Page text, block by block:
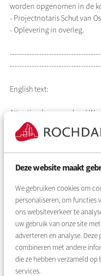
Deze website maakt
We gebruiken cookies om
personaliseren, om functies
ons websiteverkeer te
uw gebruik van onze site
adverteren en analyse.
combineren met andere
die ze hebben verzameld op
services.
worden opgenomen in de
- Projectnotaris Schut van
- Oplevering in overleg.
English text:
Attention home seekers!
apartment of 51.8 m² with
approximately 43 m². The
unit in the attic and a
ground floor. Enjoy the
location on a quiet street in
Through the shared
apartment. You enter a
all rooms and includes